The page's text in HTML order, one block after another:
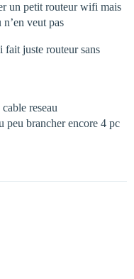
un petit routeur wifi mais
veut pas
fait juste routeur sans
reseau
peu brancher encore 4 pc